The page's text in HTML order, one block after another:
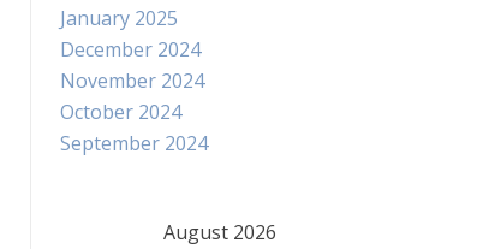
January 2025
December 2024
November 2024
October 2024
September 2024
August 2026